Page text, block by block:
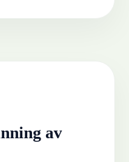
av